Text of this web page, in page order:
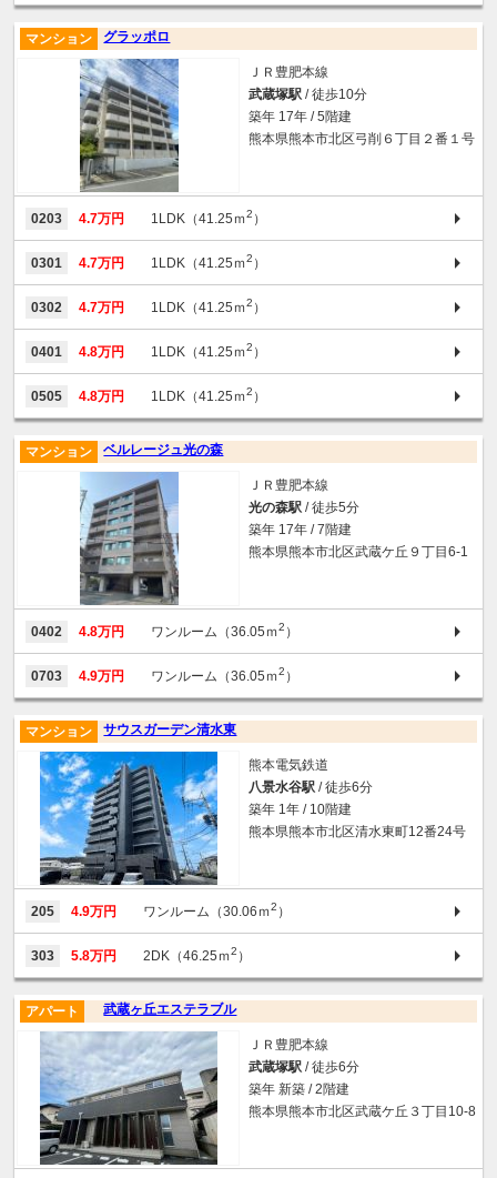
グラッポロ
マンション
ＪＲ豊肥本線
武蔵塚駅 / 徒歩10分
築年 17年 / 5階建
熊本県熊本市北区弓削６丁目２番１号
0203 4.7万円 1LDK（41.25ｍ2 ）
0301 4.7万円 1LDK（41.25ｍ2 ）
0302 4.7万円 1LDK（41.25ｍ2 ）
0401 4.8万円 1LDK（41.25ｍ2 ）
0505 4.8万円 1LDK（41.25ｍ2 ）
ベルレージュ光の森
マンション
ＪＲ豊肥本線
光の森駅 / 徒歩5分
築年 17年 / 7階建
熊本県熊本市北区武蔵ケ丘９丁目6-1
0402 4.8万円 ワンルーム（36.05ｍ2 ）
0703 4.9万円 ワンルーム（36.05ｍ2 ）
サウスガーデン清水東
マンション
熊本電気鉄道
八景水谷駅 / 徒歩6分
築年 1年 / 10階建
熊本県熊本市北区清水東町12番24号
205 4.9万円 ワンルーム（30.06ｍ2 ）
303 5.8万円 2DK（46.25ｍ2 ）
武蔵ヶ丘エステラブル
アパート
ＪＲ豊肥本線
武蔵塚駅 / 徒歩6分
築年 新築 / 2階建
熊本県熊本市北区武蔵ケ丘３丁目10-8